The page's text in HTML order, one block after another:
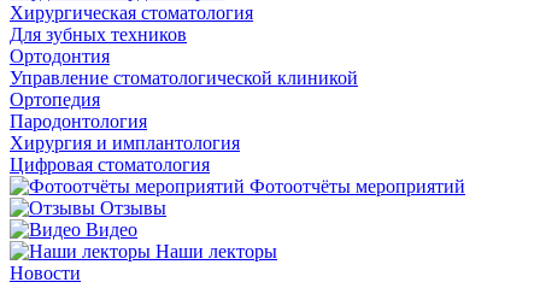
Хирургическая стоматология
Для зубных техников
Ортодонтия
Управление стоматологической клиникой
Ортопедия
Пародонтология
Хирургия и имплантология
Цифровая стоматология
Фотоотчёты мероприятий
Отзывы
Видео
Наши лекторы
Новости